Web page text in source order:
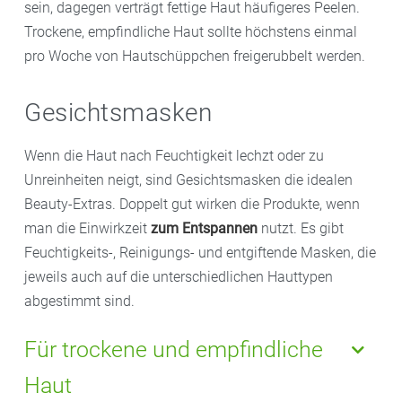
Anwendung einSonnenschutz.
sein, dagegen verträgt fettige Haut häufigeres Peelen.
Trockene, empfindliche Haut sollte höchstens einmal
pro Woche von Hautschüppchen freigerubbelt werden.
Gesichtsmasken
Wenn die Haut nach Feuchtigkeit lechzt oder zu
Unreinheiten neigt, sind Gesichtsmasken die idealen
Beauty-Extras. Doppelt gut wirken die Produkte, wenn
man die Einwirkzeit zum Entspannen nutzt. Es gibt
Feuchtigkeits-, Reinigungs- und entgiftende Masken, die
jeweils auch auf die unterschiedlichen Hauttypen
abgestimmt sind.
Für trockene und empfindliche
Haut